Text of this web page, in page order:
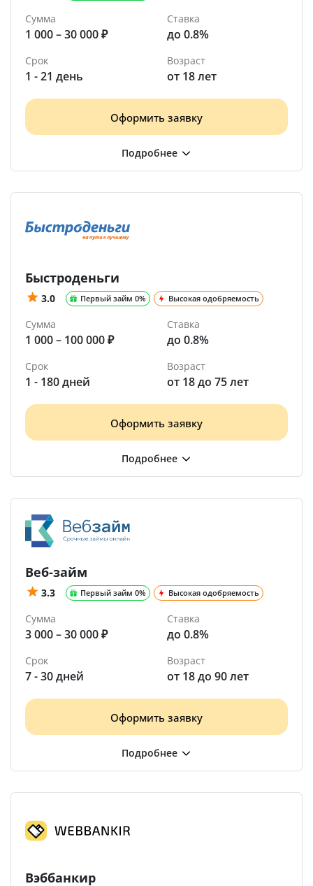
Сумма
1 000 – 30 000 ₽
Ставка
до 0.8%
Срок
1 - 21 день
Возраст
от 18 лет
Оформить заявку
Быстроденьги
3.0 Первый займ 0% Высокая одобряемость
Сумма
1 000 – 100 000 ₽
Ставка
до 0.8%
Срок
1 - 180 дней
Возраст
от 18 до 75 лет
Оформить заявку
Веб-займ
3.3 Первый займ 0% Высокая одобряемость
Сумма
3 000 – 30 000 ₽
Ставка
до 0.8%
Срок
7 - 30 дней
Возраст
от 18 до 90 лет
Оформить заявку
Вэббанкир